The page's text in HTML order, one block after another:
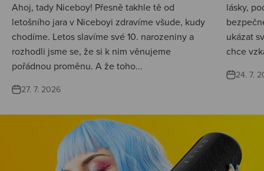
Ahoj, tady Niceboy! Přesně takhle tě od
letošního jara v Niceboyi zdravíme všude, kudy
chodíme. Letos slavíme své 10. narozeniny a
rozhodli jsme se, že si k nim věnujeme
pořádnou proměnu. A že toho...
27. 7. 2026
lásky,
ukázat
chce
24. 7.